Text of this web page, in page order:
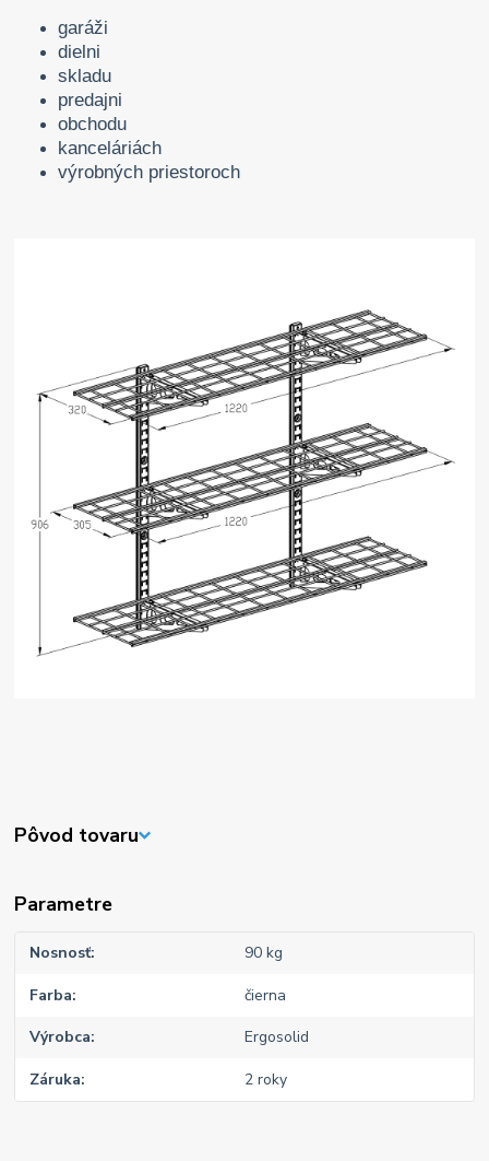
garáži
dielni
skladu
predajni
obchodu
kanceláriách
výrobných priestoroch
Pôvod tovaru
Parametre
Nosnosť 90 kg
Farba čierna
Výrobca Ergosolid
Záruka 2 roky